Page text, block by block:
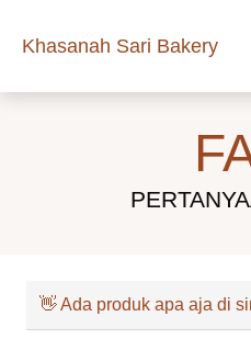
Khasanah Sari Bakery
👋 Ada produk apa aja di